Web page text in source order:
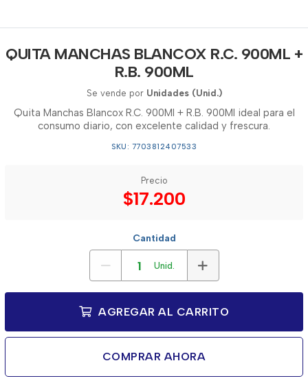
QUITA MANCHAS BLANCOX R.C. 900ML +
R.B. 900ML
Se vende por Unidades (Unid.)
Quita Manchas Blancox R.C. 900Ml + R.B. 900Ml ideal para el
consumo diario, con excelente calidad y frescura.
SKU: 7703812407533
Precio
$17.200
Cantidad
Unid.
AGREGAR AL CARRITO
COMPRAR AHORA